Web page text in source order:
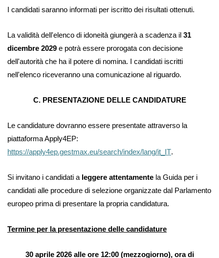
I candidati saranno informati per iscritto dei risultati ottenuti.
La validità dell'elenco di idoneità giungerà a scadenza il 31
dicembre 2029 e potrà essere prorogata con decisione
dell'autorità che ha il potere di nomina. I candidati iscritti
nell'elenco riceveranno una comunicazione al riguardo.
C. PRESENTAZIONE DELLE CANDIDATURE
Le candidature dovranno essere presentate attraverso la
piattaforma Apply4EP:
https://apply4ep.gestmax.eu/search/index/lang/it_IT.
Si invitano i candidati a leggere attentamente la Guida per i
candidati alle procedure di selezione organizzate dal Parlamento
europeo prima di presentare la propria candidatura.
Termine per la presentazione delle candidature
30 aprile 2026 alle ore 12:00 (mezzogiorno), ora di